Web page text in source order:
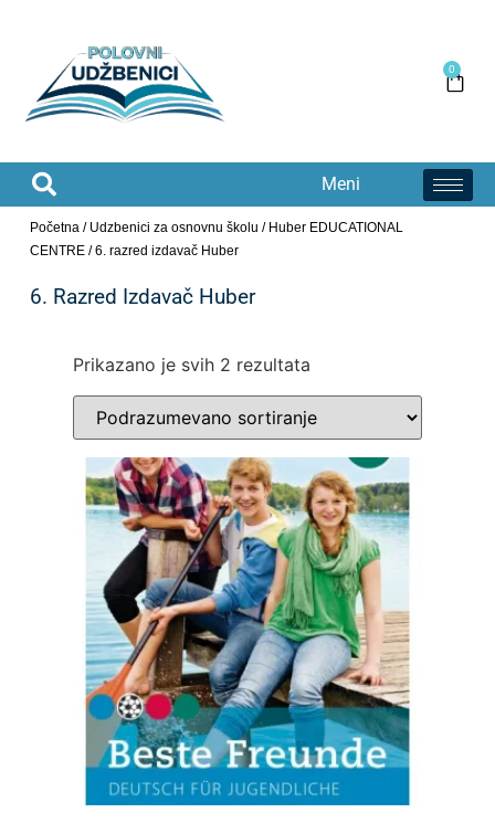
0
Meni
Početna/ Udzbenici za osnovnu školu / Huber EDUCATIONAL
CENTRE/ 6. razred izdavač Huber
6. Razred Izdavač Huber
Prikazano je svih 2 rezultata